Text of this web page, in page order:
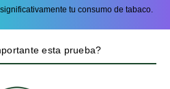
tu consumo de tabaco.
esta prueba?